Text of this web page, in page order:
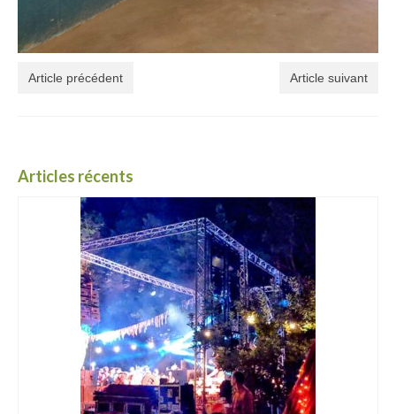
Article précédent Article suivant
Articles récents